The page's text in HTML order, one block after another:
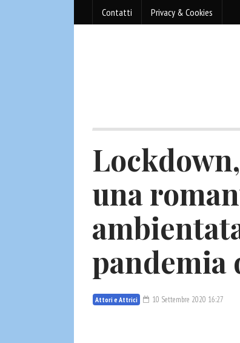
Contatti Privacy & Cookies
una
pandemia
Attori e Attrici 10 Settembre 2020 16:27